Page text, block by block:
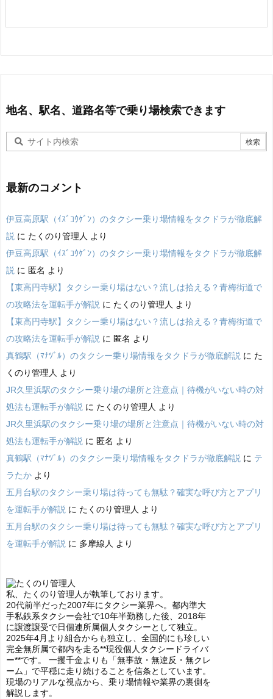
地名、駅名、道路名等で乗り場検索できます
最新のコメント
伊豆高原駅（ｲｽﾞｺｳｹﾞﾝ）のタクシー乗り場情報をタクドラが徹底解
説 に たくのり管理人 より
伊豆高原駅（ｲｽﾞｺｳｹﾞﾝ）のタクシー乗り場情報をタクドラが徹底解
説 に 匿名 より
【東高円寺駅】タクシー乗り場はない？流しは拾える？青梅街道で
の攻略法を運転手が解説 に たくのり管理人 より
【東高円寺駅】タクシー乗り場はない？流しは拾える？青梅街道で
の攻略法を運転手が解説 に 匿名 より
真鶴駅（ﾏﾅﾂﾞﾙ）のタクシー乗り場情報をタクドラが徹底解説 に た
くのり管理人 より
JR久里浜駅のタクシー乗り場の場所と注意点｜待機がいない時の対
処法も運転手が解説 に たくのり管理人 より
JR久里浜駅のタクシー乗り場の場所と注意点｜待機がいない時の対
処法も運転手が解説 に 匿名 より
真鶴駅（ﾏﾅﾂﾞﾙ）のタクシー乗り場情報をタクドラが徹底解説 に テ
ラたか より
五月台駅のタクシー乗り場は待っても無駄？確実な呼び方とアプリ
を運転手が解説 に たくのり管理人 より
五月台駅のタクシー乗り場は待っても無駄？確実な呼び方とアプリ
を運転手が解説 に 多摩線人 より
私、たくのり管理人が執筆しております。
20代前半だった2007年にタクシー業界へ。都内準大
手私鉄系タクシー会社で10年半勤務した後、2018年
に譲渡譲受で日個連所属個人タクシーとして独立。
2025年4月より組合からも独立し、全国的にも珍しい
完全無所属で都内を走る**現役個人タクシードライバ
ー**です。 一攫千金よりも「無事故・無違反・無クレ
ーム」で平穏に走り続けることを信条としています。
現場のリアルな視点から、乗り場情報や業界の裏側を
解説します。